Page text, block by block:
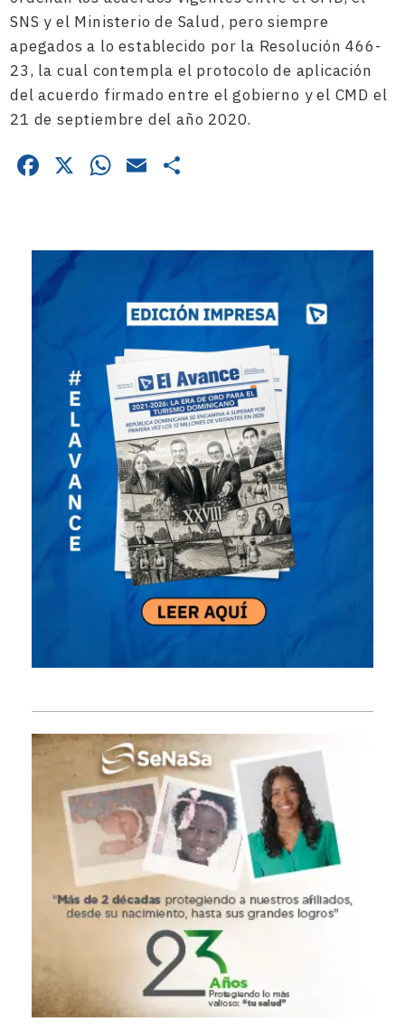
SNS y el Ministerio de Salud, pero siempre
apegados a lo establecido por la Resolución 466-
23, la cual contempla el protocolo de aplicación
del acuerdo firmado entre el gobierno y el CMD el
21 de septiembre del año 2020.
Facebook
X WhatsApp
Email